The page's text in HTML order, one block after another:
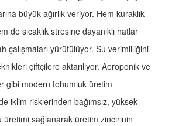
büyük ağırlık veriyor. Hem kuraklık
de sıcaklık stresine dayanıklı hatlar
çalışmaları yürütülüyor. Su verimliliğini
çiftçilere aktarılıyor. Aeroponik ve
gibi modern tohumluk üretim
iklim risklerinden bağımsız, yüksek
üretimi sağlanarak üretim zincirinin